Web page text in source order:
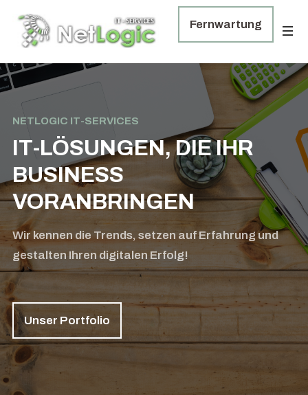
Fernwartung
NETLOGIC IT-SERVICES
IT-LÖSUNGEN, DIE IHR
BUSINESS
VORANBRINGEN
Wir kennen die Trends, setzen auf Erfahrung und
gestalten Ihren digitalen Erfolg!
Unser Portfolio